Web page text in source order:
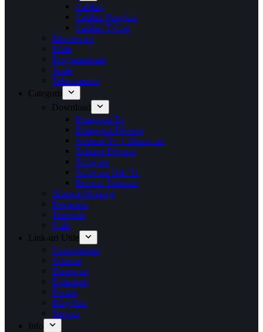
Cabluri
Cabluri Panglică
Cabluri T-Con
Electronice
Mufe
Programatoare
Scule
Telecomenzi
Categorii
Download
Dump-uri Tv
Dump-uri Diverse
Scheme Tv + Dump-uri
Scheme Diverse
Software
Software Usb Tv
Revista Tehnium
Scheme Montaje
Depanare
Tutoriale
Utile
Link-uri Utile
Componente
Scheme
Dump-uri
Datasheet
Forum
Blog/Site
Service
Info